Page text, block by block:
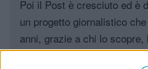
Poi il Post è cresciuto ed è
un progetto giornalistico
anni, grazie a chi lo scopre,
consiglia in giro.